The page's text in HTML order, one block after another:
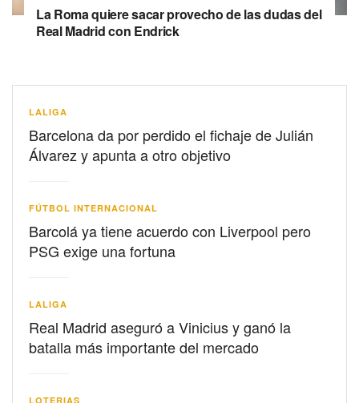
La Roma quiere sacar provecho de las dudas del
Real Madrid con Endrick
LALIGA
Barcelona da por perdido el fichaje de Julián
Álvarez y apunta a otro objetivo
FÚTBOL INTERNACIONAL
Barcolá ya tiene acuerdo con Liverpool pero
PSG exige una fortuna
LALIGA
Real Madrid aseguró a Vinicius y ganó la
batalla más importante del mercado
LOTERIAS